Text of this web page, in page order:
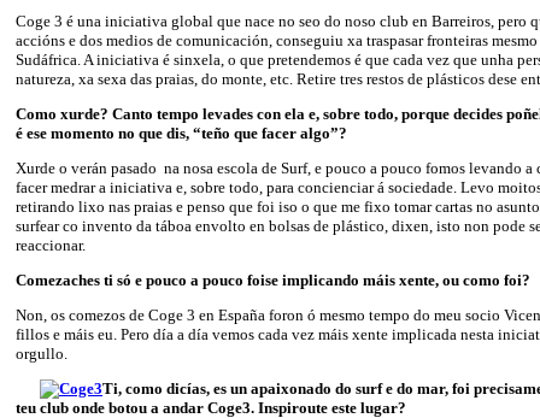
Coge 3 é una iniciativa global que nace no seo do noso club en Barreiros, pero
accións e dos medios de comunicación, conseguiu xa traspasar fronteiras mesmo
Sudáfrica. A iniciativa é sinxela, o que pretendemos é que cada vez que unha
natureza, xa sexa das praias, do monte, etc. Retire tres restos de plásticos dese
Como xurde? Canto tempo levades con ela e, sobre todo, porque decides
é ese momento no que dis, “teño que facer algo”?
Xurde o verán pasado na nosa escola de Surf, e pouco a pouco fomos levando a
facer medrar a iniciativa e, sobre todo, para concienciar á sociedade. Levo
retirando lixo nas praias e penso que foi iso o que me fixo tomar cartas no
surfear co invento da táboa envolto en bolsas de plástico, dixen, isto non pode
reaccionar.
Comezaches ti só e pouco a pouco foise implicando máis xente, ou como foi?
Non, os comezos de Coge 3 en España foron ó mesmo tempo do meu socio
fillos e máis eu. Pero día a día vemos cada vez máis xente implicada nesta
orgullo.
Ti, como dicías, es un apaixonado do surf e do mar, foi
teu club onde botou a andar Coge3. Inspiroute este lugar?